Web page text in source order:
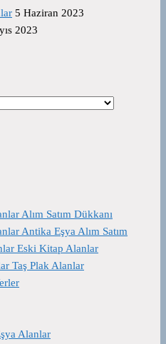
5 Haziran 2023
2023
Alım Satım Dükkanı
Antika Eşya Alım Satım
Eski Kitap Alanlar
Taş Plak Alanlar
Alanlar